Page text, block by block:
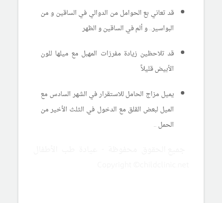
قد تعاني بع الحوامل من الدوالي في الساقين و من
البواسير.. و ألم في الساقين و الظهر
قد تلاحظين زيادة مفرزات المهبل مع ميلها للون
الأبيض قليلاً
يميل مزاج الحامل للاستقرار في الشهر السادس مع
الميل لبعض القلق مع الدخول في الثلث الأخير من
الحمل ..